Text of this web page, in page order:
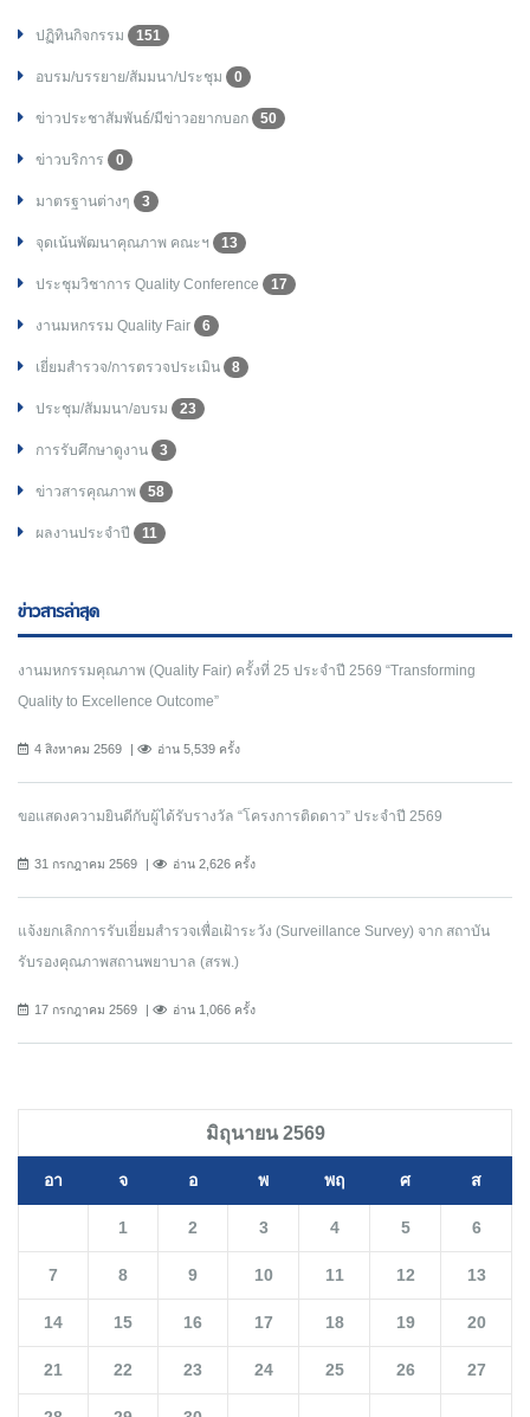
ปฏิทินกิจกรรม 151
อบรม/บรรยาย/สัมมนา/ประชุม 0
ข่าวประชาสัมพันธ์/มีข่าวอยากบอก 50
ข่าวบริการ 0
มาตรฐานต่างๆ 3
จุดเน้นพัฒนาคุณภาพ คณะฯ 13
ประชุมวิชาการ Quality Conference 17
งานมหกรรม Quality Fair 6
เยี่ยมสำรวจ/การตรวจประเมิน 8
ประชุม/สัมมนา/อบรม 23
การรับศึกษาดูงาน 3
ข่าวสารคุณภาพ 58
ผลงานประจำปี 11
ข่าวสารล่าสุด
งานมหกรรมคุณภาพ (Quality Fair) ครั้งที่ 25 ประจำปี 2569 “Transforming
Quality to Excellence Outcome”
4 สิงหาคม 2569 อ่าน 5,539 ครั้ง
ขอแสดงความยินดีกับผู้ได้รับรางวัล “โครงการติดดาว” ประจำปี 2569
31 กรกฎาคม 2569 อ่าน 2,626 ครั้ง
แจ้งยกเลิกการรับเยี่ยมสำรวจเพื่อเฝ้าระวัง (Surveillance Survey) จาก สถาบัน
รับรองคุณภาพสถานพยาบาล (สรพ.)
17 กรกฎาคม 2569 อ่าน 1,066 ครั้ง
มิถุนายน 2569
อา จ อ พ พฤ ศ ส
1 2 3 4 5 6
7 8 9 10 11 12 13
14 15 16 17 18 19 20
21 22 23 24 25 26 27